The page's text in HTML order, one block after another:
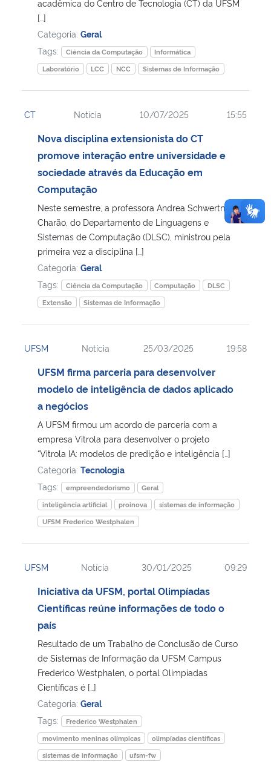
acadêmica do Centro de Tecnologia (CT) da UFSM
[…]
Categoria: Geral
Tags:
Ciência da Computação
Informática
Laboratório
LCC NCC Sistemas de Informação
CT Notícia 10/07/2025 15:55
Nova disciplina extensionista do CT
promove interação entre universidade e
sociedade através da Educação em
Computação
Neste semestre, a professora Andrea Schwertner
Charão, do Departamento de Linguagens e
Sistemas de Computação (DLSC), ministrou pela
primeira vez a disciplina […]
Categoria: Geral
Tags:
Ciência da Computação Computação
DLSC
Extensão
Sistemas de Informação
UFSM Notícia 25/03/2025 19:58
UFSM firma parceria para desenvolver
modelo de inteligência de dados aplicado
a negócios
A UFSM firmou um acordo de parceria com a
empresa Vitrola para desenvolver o projeto
“Vitrola IA: modelos de predição e inteligência […]
Categoria: Tecnologia
Tags:
empreendedorismo
Geral
inteligência artificial
proinova
sistemas de informação
UFSM Frederico Westphalen
UFSM Notícia 30/01/2025 09:29
Iniciativa da UFSM, portal Olimpíadas
Científicas reúne informações de todo o
país
Resultado de um Trabalho de Conclusão de Curso
de Sistemas de Informação da UFSM Campus
Frederico Westphalen, o portal Olimpíadas
Científicas é […]
Categoria: Geral
Tags:
Frederico Westphalen
movimento meninas olímpicas
olimpíadas científicas
sistemas de informação
ufsm-fw